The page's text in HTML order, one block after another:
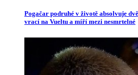
Pogačar podruhé v životě absolvuje
vrací na Vueltu a míří mezi nesmrtelné